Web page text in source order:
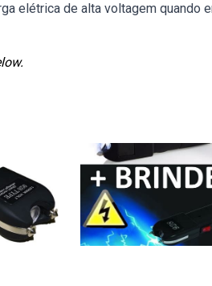
elétrica de alta voltagem quando